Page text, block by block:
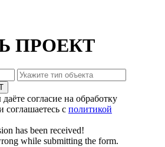
ПРОЕКТ
согласие на обработку
с политикой
has been received!
while submitting the form.